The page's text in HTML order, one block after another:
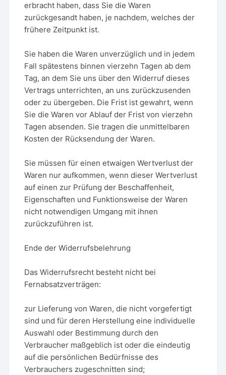
erbracht haben, dass Sie die Waren
zurückgesandt haben, je nachdem, welches der
frühere Zeitpunkt ist.
Sie haben die Waren unverzüglich und in jedem
Fall spätestens binnen vierzehn Tagen ab dem
Tag, an dem Sie uns über den Widerruf dieses
Vertrags unterrichten, an uns zurückzusenden
oder zu übergeben. Die Frist ist gewahrt, wenn
Sie die Waren vor Ablauf der Frist von vierzehn
Tagen absenden. Sie tragen die unmittelbaren
Kosten der Rücksendung der Waren.
Sie müssen für einen etwaigen Wertverlust der
Waren nur aufkommen, wenn dieser Wertverlust
auf einen zur Prüfung der Beschaffenheit,
Eigenschaften und Funktionsweise der Waren
nicht notwendigen Umgang mit ihnen
zurückzuführen ist.
Ende der Widerrufsbelehrung
Das Widerrufsrecht besteht nicht bei
Fernabsatzverträgen:
zur Lieferung von Waren, die nicht vorgefertigt
sind und für deren Herstellung eine individuelle
Auswahl oder Bestimmung durch den
Verbraucher maßgeblich ist oder die eindeutig
auf die persönlichen Bedürfnisse des
Verbrauchers zugeschnitten sind;